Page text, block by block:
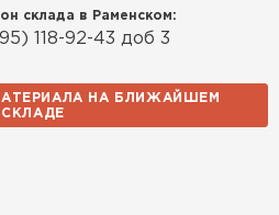
склада в Раменском:
118-92-43 доб 3
НА БЛИЖАЙШЕМ
СКЛАДЕ